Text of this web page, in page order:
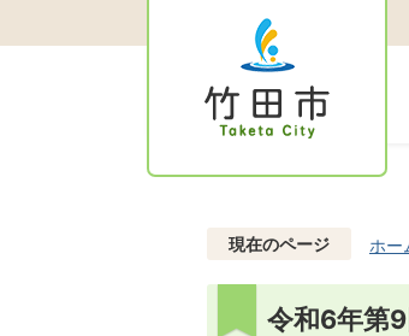
現在のページ ホー
令和6年第